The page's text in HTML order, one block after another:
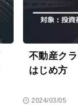
不動産ク
はじめ方
2024/03/05